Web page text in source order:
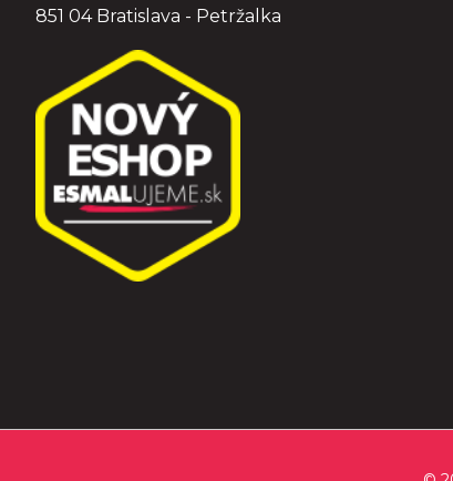
851 04 Bratislava - Petržalka